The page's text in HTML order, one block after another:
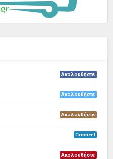
Ακολουθήστε
Ακολουθήστε
Ακολουθήστε
Connect
Ακολουθήστε